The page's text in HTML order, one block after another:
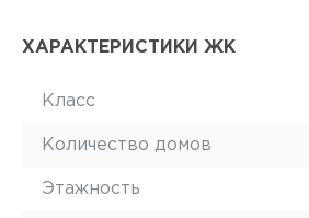
ХАРАКТЕРИСТИКИ ЖК
Класс
Количество домов
Этажность